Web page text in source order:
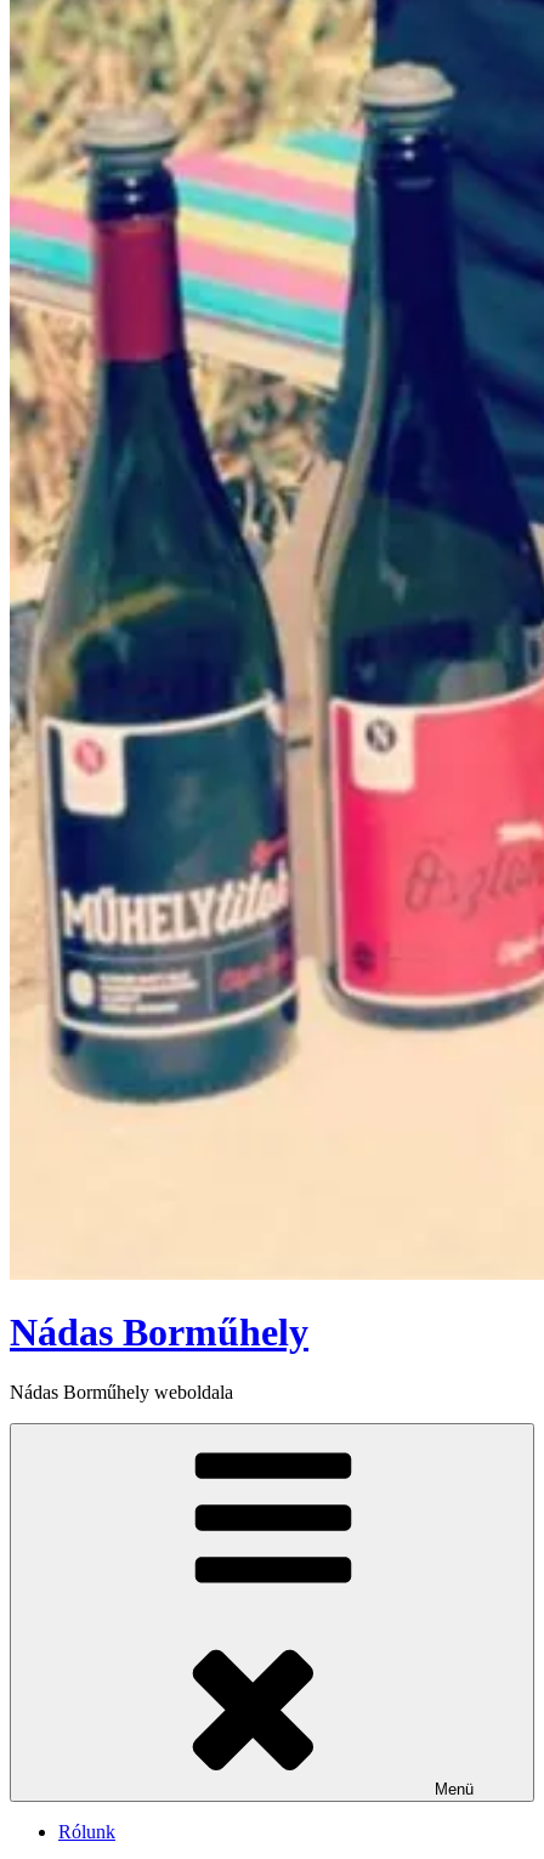
Nádas Borműhely
Nádas Borműhely weboldala
Menü
Rólunk